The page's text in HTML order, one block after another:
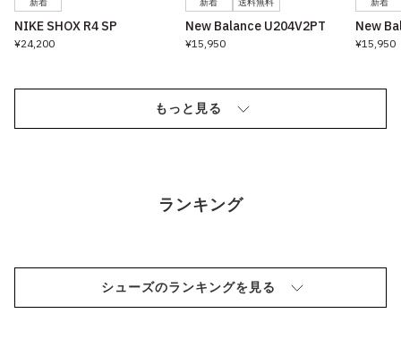
新着
NIKE SHOX R4 SP
¥24,200
新着 送料無料
New Balance U204V2PT
¥15,950
新着
New
¥15,950
もっと見る
ランキング
シューズのランキングを見る